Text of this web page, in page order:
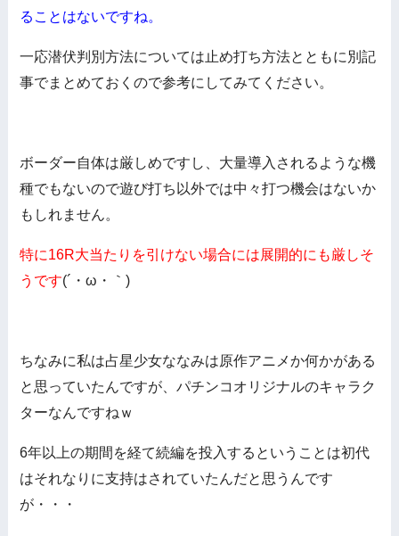
ることはないですね。
一応潜伏判別方法については止め打ち方法とともに別記
事でまとめておくので参考にしてみてください。
ボーダー自体は厳しめですし、大量導入されるような機
種でもないので遊び打ち以外では中々打つ機会はないか
もしれません。
特に16R大当たりを引けない場合には展開的にも厳しそ
うです(´・ω・｀)
ちなみに私は占星少女ななみは原作アニメか何かがある
と思っていたんですが、パチンコオリジナルのキャラク
ターなんですねｗ
6年以上の期間を経て続編を投入するということは初代
はそれなりに支持はされていたんだと思うんです
が・・・